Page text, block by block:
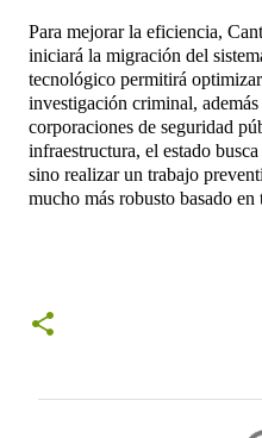
Para mejorar la eficiencia,
iniciará la migración del
tecnológico permitirá
investigación criminal,
corporaciones de seguridad
infraestructura, el estado
sino realizar un trabajo
mucho más robusto basado